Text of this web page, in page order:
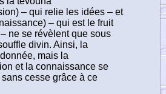
– qui relie les idées – et
– qui est le fruit
ne se révèlent que sous
divin. Ainsi, la
mais la
et la connaissance se
cesse grâce à ce